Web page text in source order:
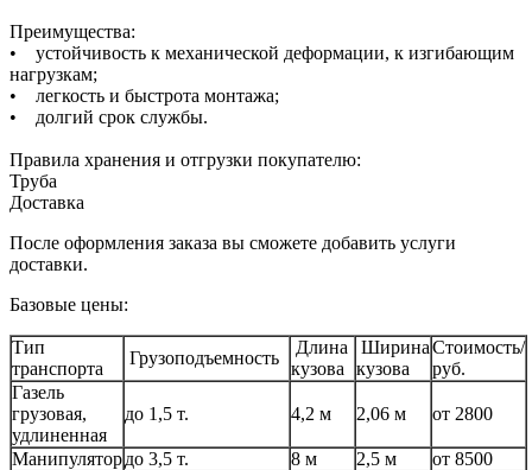
Преимущества:
• устойчивость к механической деформации, к изгибающим
нагрузкам;
• легкость и быстрота монтажа;
• долгий срок службы.
Правила хранения и отгрузки покупателю:
Труба
Доставка
После оформления заказа вы сможете добавить услуги
доставки.
Базовые цены:
Тип
транспорта
Грузоподъемность
Длина
кузова
Ширина
кузова
Стоимость/
руб.
Газель
грузовая,
удлиненная
до 1,5 т. 4,2 м 2,06 м от 2800
Манипулятордо 3,5 т. 8 м 2,5 м
от 8500